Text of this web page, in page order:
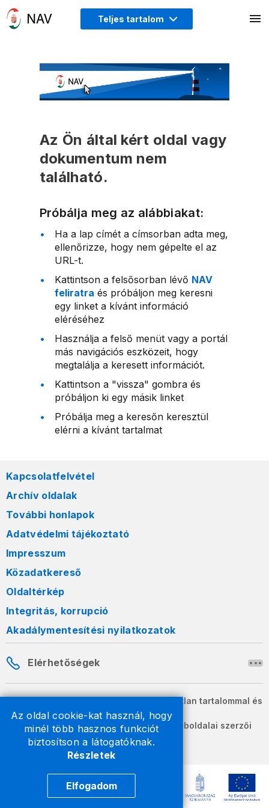
Az oldal cookie-kat használ, hogy
minél több hasznos funkciót
biztosítson a látogatóknak.
Részletek
Elfogadom
Teljes tartalom
Az Ön által kért oldal vagy
dokumentum nem
található.
Próbálja meg az alábbiakat:
Ha a lap címét a címsorban adta meg,
ellenőrizze, hogy nem gépelte el az
URL-t.
Kattintson a felsősorban lévő NAV
feliratra és próbáljon meg keresni
egy linket a kívánt információ
eléréséhez
Használja a felső menüt vagy a portál
más navigációs eszközeit, hogy
megtalálja a keresett információt.
Kattintson a "vissza" gombra és
próbáljon ki egy másik linket
Próbálja meg a keresőn keresztül
elérni a kívánt tartalmat
Kapcsolatfelvétel
Archív oldalak
További honlapok
Adatvédelmi tájékoztató
Impresszum
Közadatkereső
Oldaltérkép
Integritás, korrupció
Akadálymentesítési nyilatkozatok
Elérhetőségek
A honlapon szereplő információk változatlan tartalommal és
formában szabadon terjeszthetők.
2026 © A Nemzeti Adó- és Vámhivatal weboldalai szerzői
jogvédelem alatt állnak.